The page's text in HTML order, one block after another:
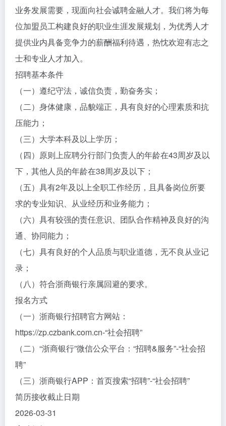
业务发展需要，现面向社会诚聘金融人才。我们将为每
位加盟员工构建良好的职业生涯发展规划，为优秀人才
提供业内具备竞争力的薪酬福利待遇，热忱欢迎有志之
士和专业人才加入。
招聘基本条件
（一）遵纪守法，诚信负责，勤奋务实；
（二）身体健康，品貌端正，具有良好的心理素质和抗
压能力；
（三）大学本科及以上学历；
（四）原则上应聘分行部门负责人的年龄在43周岁及以
下，其他人员的年龄在38周岁及以下；
（五）具有2年及以上全职工作经历，且具备岗位所要
求的专业知识、从业经历和业务能力；
（六）具有较强的责任意识、团队合作精神及良好的沟
通、协同能力；
（七）具有良好的个人品质与职业道德，无不良从业记
录；
（八）符合浙商银行亲属回避的要求。
报名方式
（一）浙商银行招聘官方网站：
https://zp.czbank.com.cn-“社会招聘”
（二）“浙商银行”微信公众平台：“招聘&服务”-“社会招
聘”
（三）浙商银行APP：首页搜索“招聘”-“社会招聘”
简历接收截止日期
2026-03-31